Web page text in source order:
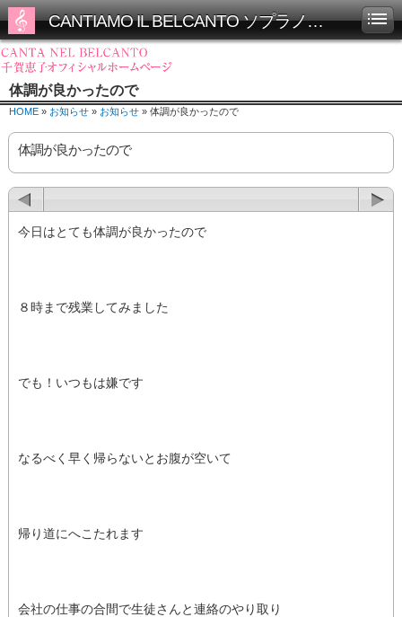
CANTIAMO IL BELCANTO ソプラノ千賀恵子オフィシャルホームページ
体調が良かったので
HOME » お知らせ » お知らせ » 体調が良かったので
体調が良かったので
今日はとても体調が良かったので
８時まで残業してみました
でも！いつもは嫌です
なるべく早く帰らないとお腹が空いて
帰り道にへこたれます
会社の仕事の合間で生徒さんと連絡のやり取り